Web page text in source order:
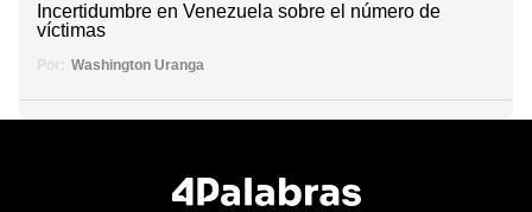
Incertidumbre en Venezuela sobre el número de
víctimas
Por: Washington Uranga